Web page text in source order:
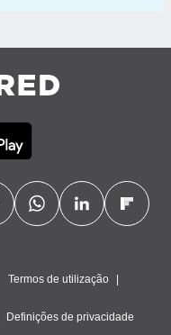
Termos de utilização
Definições de privacidade